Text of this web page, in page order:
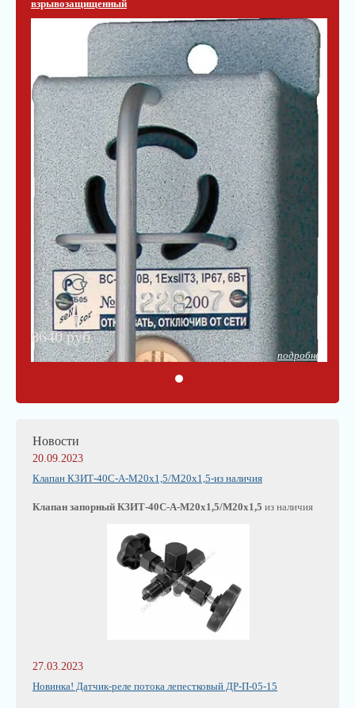
взрывозащищенный
8640 руб.
подробнее
Новости
20.09.2023
Клапан КЗИТ-40С-А-М20х1,5/М20х1,5-из наличия
Клапан запорный КЗИТ-40С-А-М20х1,5/М20х1,5 из наличия
27.03.2023
Новинка! Датчик-реле потока лепестковый ДР-П-05-15